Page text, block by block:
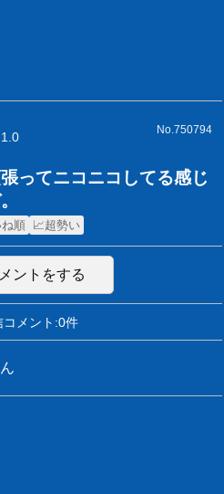
No.750794
ってニコニコしてる感じ
順 📈超勢い
ントをする
コメント:0件